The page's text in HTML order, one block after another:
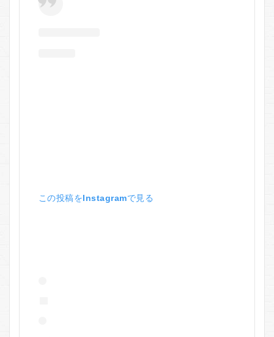
この投稿をInstagramで見る